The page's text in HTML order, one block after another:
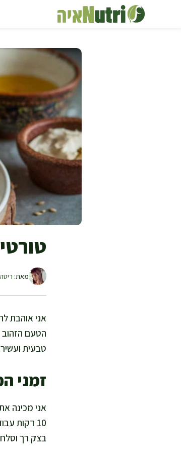
מאת:
אני אוהבת
הטעם הזהוב
טבעית
זמני
אני מכינה
בצק רך